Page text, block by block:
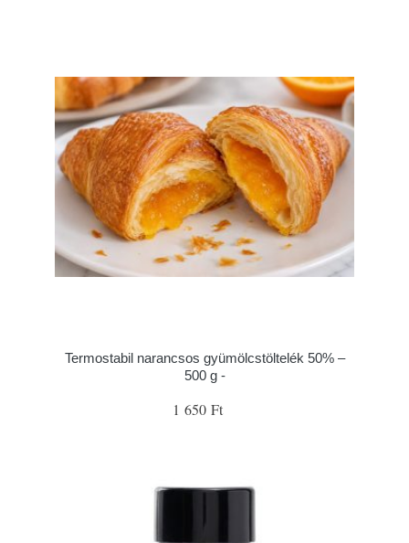
Termostabil narancsos gyümölcstöltelék 50% –
500 g -
1 650 Ft